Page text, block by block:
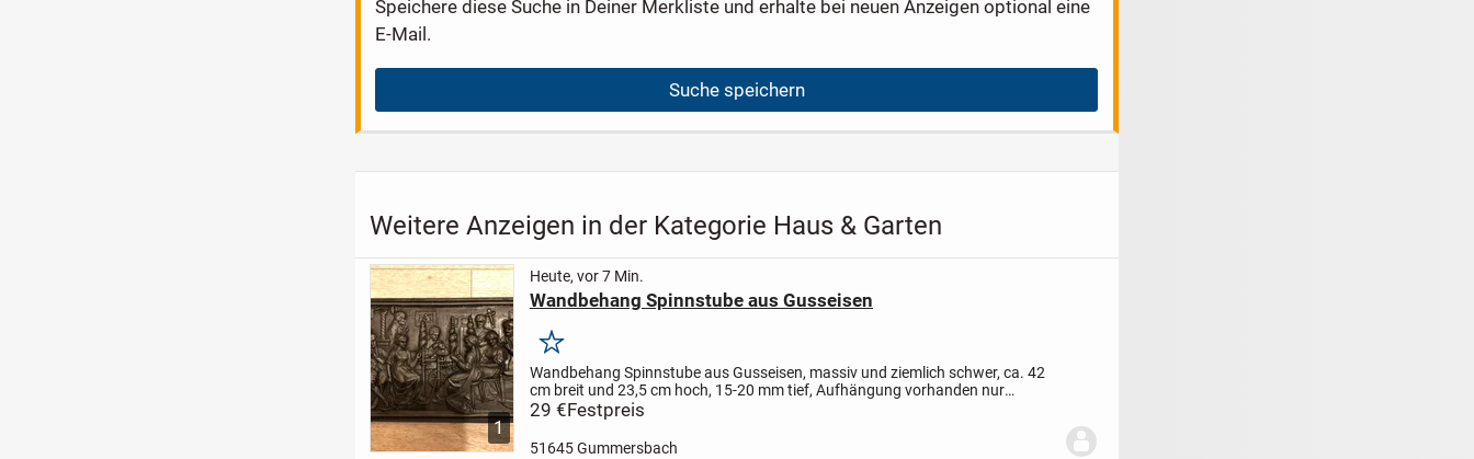
Speichere diese Suche in Deiner Merkliste und erhalte bei neuen Anzeigen optional eine
E-Mail.
Suche speichern
Weitere Anzeigen in der Kategorie Haus & Garten
1
Heute, vor 7 Min.
Wandbehang Spinnstube aus Gusseisen
Merken
Wandbehang Spinnstube aus Gusseisen, massiv und ziemlich schwer, ca. 42
cm breit und 23,5 cm hoch, 15-20 mm tief, Aufhängung vorhanden nur
Abholung
29 €Festpreis
51645 Gummersbach